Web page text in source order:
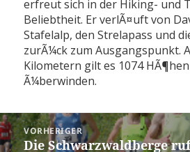
erfreut sich in der Hiking- und
Beliebtheit. Er verlÃ¤uft von
Stafelalp, den Strelapass und
zurÃ¼ck zum Ausgangspunkt.
Kilometern gilt es 1074
Ã¼berwinden.
Beitragsnavigation
VORHERIGER
Vorheriger
Die Schwarzwaldberge